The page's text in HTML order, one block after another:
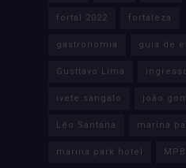
fortal 2022 fortaleza
gastronomia guia de
Gusttavo Lima
ivete sangalo joão
Léo Santana marina
marina park hotel MPB